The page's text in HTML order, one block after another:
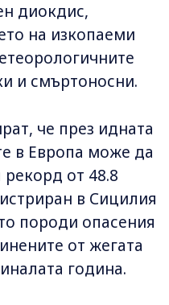
диокдис,
на изкопаеми
и смъртоносни.
че през идната
в Европа може да
от 48.8
в Сицилия
породи опасения
от жегата
година.